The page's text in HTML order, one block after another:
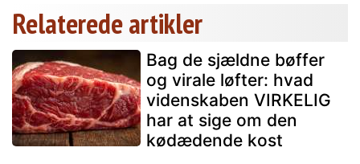
Relaterede artikler
Bag de sjældne bøffer
og virale løfter: hvad
videnskaben VIRKELIG
har at sige om den
kødædende kost